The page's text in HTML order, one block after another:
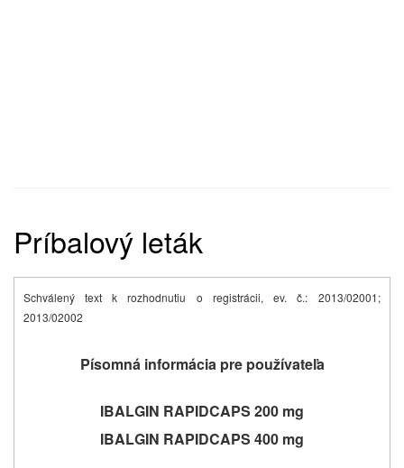
Príbalový leták
Schválený text k rozhodnutiu o registrácii, ev. č.:
2013/02001;
2013/02002
Písomná informácia pre používateľa
IBALGIN RAPIDCAPS 200 mg
IBALGIN RAPIDCAPS 400 mg